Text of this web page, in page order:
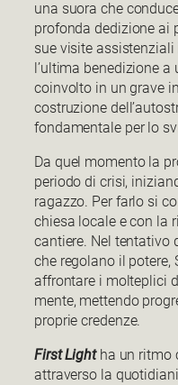
una suora che
profonda dedizione ai
sue visite
l’ultima benedizione a
coinvolto in un grave
costruzione
fondamentale per lo
Da quel momento la
periodo di crisi,
ragazzo. Per farlo si
chiesa locale e con la
cantiere. Nel tentativo
che regolano il potere,
affrontare i molteplici
mente, mettendo
proprie credenze.
First Light ha un ritmo
attraverso la